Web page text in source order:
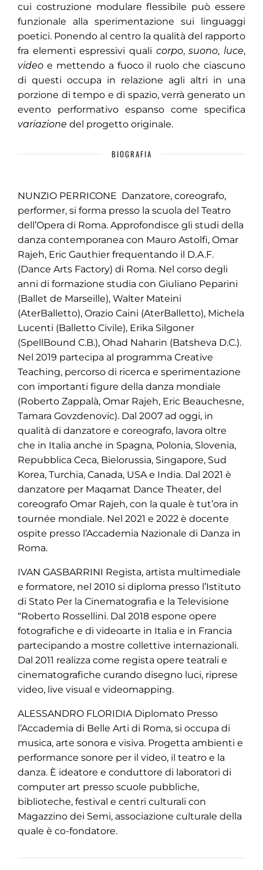
cui costruzione modulare flessibile può essere
funzionale alla sperimentazione sui linguaggi
poetici. Ponendo al centro la qualità del rapporto
fra elementi espressivi quali corpo,suono,luce,
video e mettendo a fuoco il ruolo che ciascuno
di questi occupa in relazione agli altri in una
porzione di tempo e di spazio, verrà generato un
evento performativo espanso come specifica
variazione del progetto originale.
BIOGRAFIA
NUNZIO PERRICONE Danzatore, coreografo,
performer, si forma presso la scuola del Teatro
dell’Opera di Roma. Approfondisce gli studi della
danza contemporanea con Mauro Astolfi, Omar
Rajeh, Eric Gauthier frequentando il D.A.F.
(Dance Arts Factory) di Roma. Nel corso degli
anni di formazione studia con Giuliano Peparini
(Ballet de Marseille), Walter Mateini
(AterBalletto), Orazio Caini (AterBalletto), Michela
Lucenti (Balletto Civile), Erika Silgoner
(SpellBound C.B.), Ohad Naharin (Batsheva D.C.).
Nel 2019 partecipa al programma Creative
Teaching, percorso di ricerca e sperimentazione
con importanti figure della danza mondiale
(Roberto Zappalà, Omar Rajeh, Eric Beauchesne,
Tamara Govzdenovic). Dal 2007 ad oggi, in
qualità di danzatore e coreografo, lavora oltre
che in Italia anche in Spagna, Polonia, Slovenia,
Repubblica Ceca, Bielorussia, Singapore, Sud
Korea, Turchia, Canada, USA e India. Dal 2021 è
danzatore per Maqamat Dance Theater, del
coreografo Omar Rajeh, con la quale è tut’ora in
tournée mondiale. Nel 2021 e 2022 è docente
ospite presso l’Accademia Nazionale di Danza in
Roma.
IVAN GASBARRINI Regista, artista multimediale
e formatore, nel 2010 si diploma presso l’Istituto
di Stato Per la Cinematografia e la Televisione
“Roberto Rossellini. Dal 2018 espone opere
fotografiche e di videoarte in Italia e in Francia
partecipando a mostre collettive internazionali.
Dal 2011 realizza come regista opere teatrali e
cinematografiche curando disegno luci, riprese
video, live visual e videomapping.
ALESSANDRO FLORIDIA Diplomato Presso
l’Accademia di Belle Arti di Roma, si occupa di
musica, arte sonora e visiva. Progetta ambienti e
performance sonore per il video, il teatro e la
danza. È ideatore e conduttore di laboratori di
computer art presso scuole pubbliche,
biblioteche, festival e centri culturali con
Magazzino dei Semi, associazione culturale della
quale è co-fondatore.